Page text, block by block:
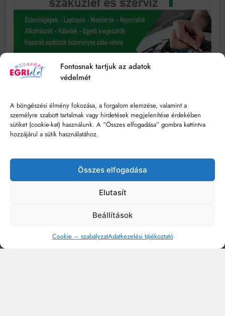
Fontosnak tartjuk az adatok
védelmét
A böngészési élmény fokozása, a forgalom elemzése, valamint a
személyre szabott tartalmak vagy hirdetések megjelenítése érdekében
sütiket (cookie-kat) használunk. A “Összes elfogadása” gombra kattintva
hozzájárul a sütik használatához.
Összes elfogadása
Elutasít
Beállítások
Cookie – szabályzatAdatkezelési tájékoztató